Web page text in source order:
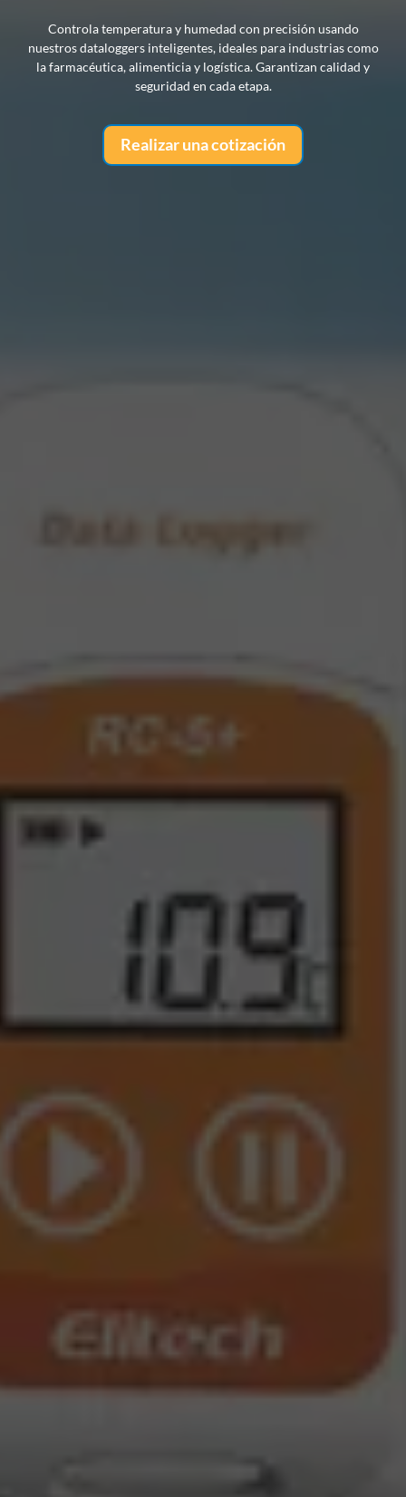
Controla temperatura y humedad con precisión usando
nuestros dataloggers inteligentes, ideales para industrias como
la farmacéutica, alimenticia y logística. Garantizan calidad y
seguridad en cada etapa.
Realizar una cotización